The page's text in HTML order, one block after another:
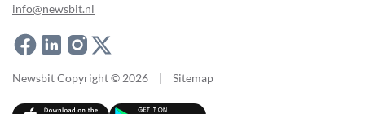
info@newsbit.nl
Newsbit Copyright © 2026 | Sitemap